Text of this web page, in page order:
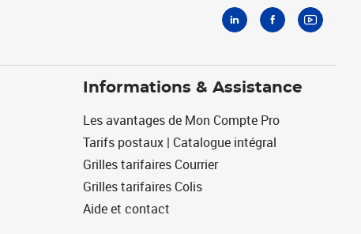
Informations & Assistance
Les avantages de Mon Compte Pro
Tarifs postaux | Catalogue intégral
Grilles tarifaires Courrier
Grilles tarifaires Colis
Aide et contact